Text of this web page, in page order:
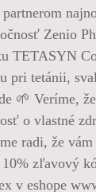
Zenio
TETASYN
pri tetánii,
🌱 Veríme,
o vlastné
radi, že
zľavový
v eshope